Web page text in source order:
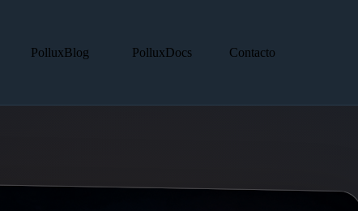
PolluxBlog PolluxDocs Contacto